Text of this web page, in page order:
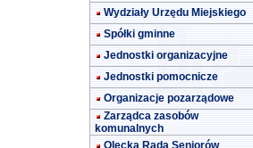
Wydziały Urzędu Miejskiego
Spółki gminne
Jednostki organizacyjne
Jednostki pomocnicze
Organizacje pozarządowe
Zarządca zasobów
komunalnych
Olecka Rada Seniorów